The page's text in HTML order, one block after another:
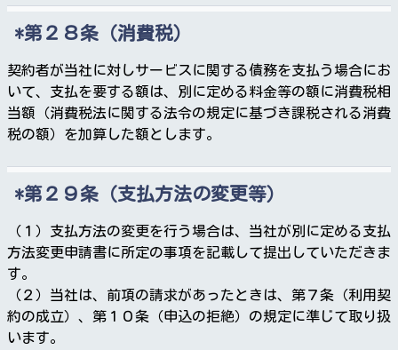
第２８条（消費税）
契約者が当社に対しサービスに関する債務を支払う場合にお
いて、支払を要する額は、別に定める料金等の額に消費税相
当額（消費税法に関する法令の規定に基づき課税される消費
税の額）を加算した額とします。
第２９条（支払方法の変更等）
（１）支払方法の変更を行う場合は、当社が別に定める支払
方法変更申請書に所定の事項を記載して提出していただきま
す。
（２）当社は、前項の請求があったときは、第７条（利用契
約の成立）、第１０条（申込の拒絶）の規定に準じて取り扱
います。